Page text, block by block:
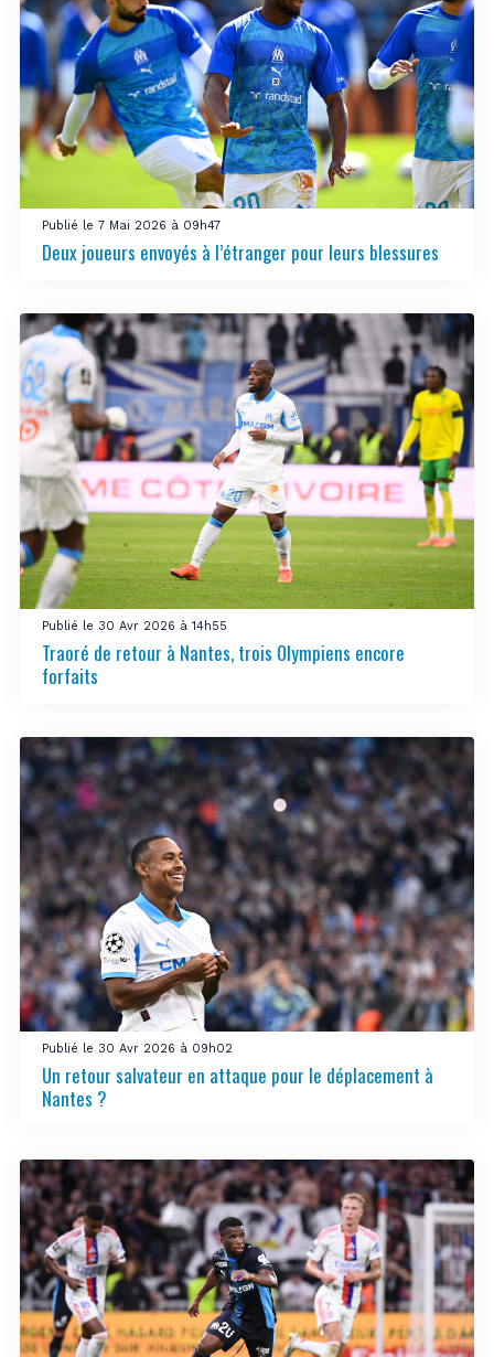
Publié le 7 Mai 2026 à 09h47
Deux joueurs envoyés à l’étranger pour leurs blessures
Publié le 30 Avr 2026 à 14h55
Traoré de retour à Nantes, trois Olympiens encore
forfaits
Publié le 30 Avr 2026 à 09h02
Un retour salvateur en attaque pour le déplacement à
Nantes ?